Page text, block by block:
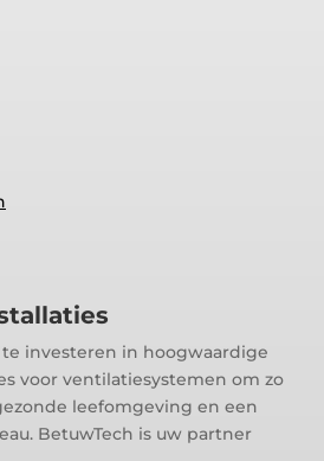
investeren in hoogwaardige
voor ventilatiesystemen om zo
leefomgeving en een
BetuwTech is uw partner